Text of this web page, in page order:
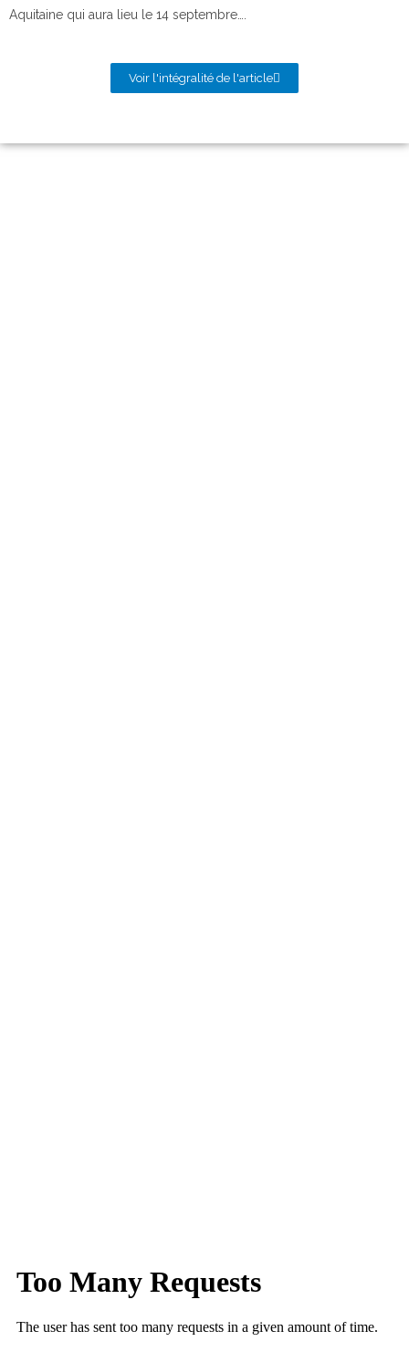
Aquitaine qui aura lieu le 14 septembre….
Voir l'intégralité de l'article